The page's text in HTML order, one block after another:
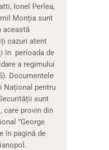
Ionel Perlea,
Monția sunt
această
cazuri atent
în perioada de
a regimului
Documentele
Național pentru
sunt
care provin din
”George
în pagină de